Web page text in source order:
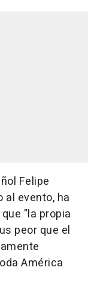
Felipe
al evento, ha
"la propia
peor que el
América